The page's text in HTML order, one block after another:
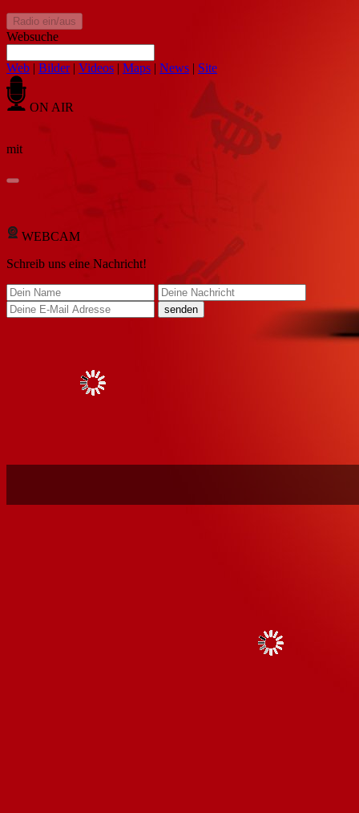
Radio ein/aus
Websuche
Web | Bilder| Videos | Maps | News | Site
ON AIR
mit
WEBCAM
Schreib uns eine Nachricht!